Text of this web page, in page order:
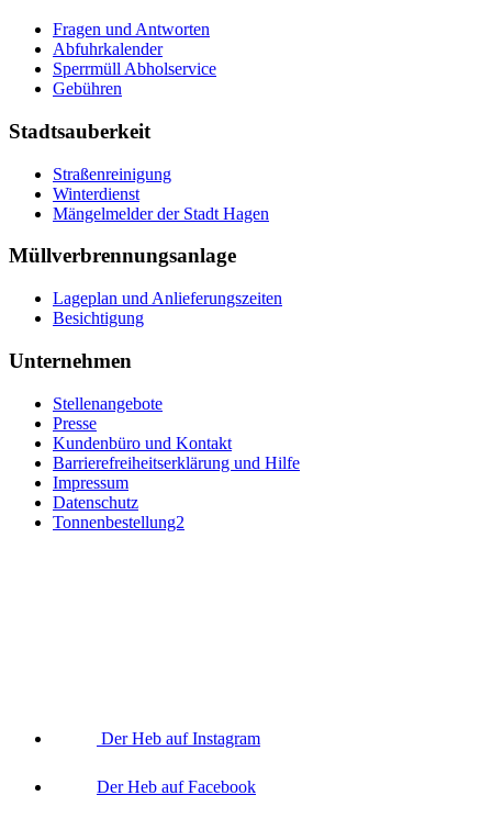
Fragen und Antworten
Abfuhrkalender
Sperrmüll Abholservice
Gebühren
Stadtsauberkeit
Straßenreinigung
Winterdienst
Mängelmelder der Stadt Hagen
Müllverbrennungsanlage
Lageplan und Anlieferungszeiten
Besichtigung
Unternehmen
Stellenangebote
Presse
Kundenbüro und Kontakt
Barrierefreiheitserklärung und Hilfe
Impressum
Datenschutz
Tonnenbestellung2
Der Heb auf Instagram
Der Heb auf Facebook